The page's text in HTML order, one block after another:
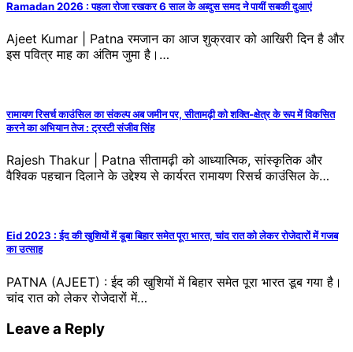
Ramadan 2026 : पहला रोजा रखकर 6 साल के अब्दुस समद ने पायीं सबकी दुआएं
Ajeet Kumar | Patna रमजान का आज शुक्रवार को आखिरी दिन है और
इस पवित्र माह का अंतिम जुमा है।…
रामायण रिसर्च काउंसिल का संकल्प अब जमीन पर, सीतामढ़ी को शक्ति-क्षेत्र के रूप में विकसित
करने का अभियान तेज : ट्रस्टी संजीव सिंह
Rajesh Thakur | Patna सीतामढ़ी को आध्यात्मिक, सांस्कृतिक और
वैश्विक पहचान दिलाने के उद्देश्य से कार्यरत रामायण रिसर्च काउंसिल के…
Eid 2023 : ईद की खुशियों में डूबा बिहार समेत पूरा भारत, चांद रात को लेकर रोजेदारों में गजब
का उत्साह
PATNA (AJEET) : ईद की खुशियों में बिहार समेत पूरा भारत डूब गया है।
चांद रात को लेकर रोजेदारों में…
Leave a Reply